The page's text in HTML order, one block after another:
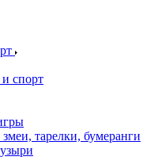
спорт
тарелки, бумеранги